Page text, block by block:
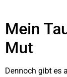
Mein
Mut
Dennoch gibt es